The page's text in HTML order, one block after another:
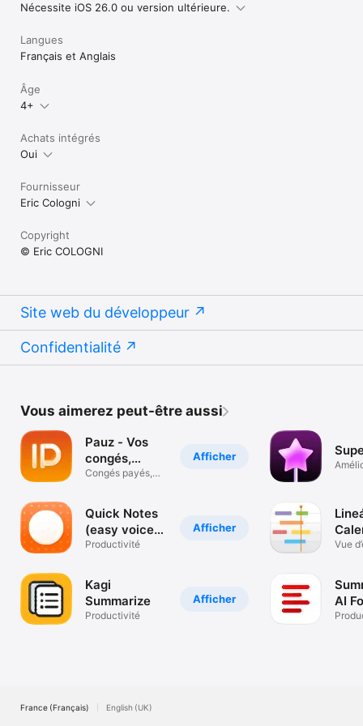
Nécessite iOS 26.0 ou version ultérieure.
Langues
Français et Anglais
Âge
4+
Achats intégrés
Oui
Fournisseur
Eric Cologni
Copyright
© Eric COLOGNI
Site web du développeur
Confidentialité
Vous aimerez peut-être aussi
Afficher
Pauz - Vos
congés,
maîtrisés.
Congés payés,
Afficher
Quick Notes
(easy voice
notes)
Productivité
Afficher
Kagi
Summarize
Productivité
Vue
AI
France (Français) English (UK)